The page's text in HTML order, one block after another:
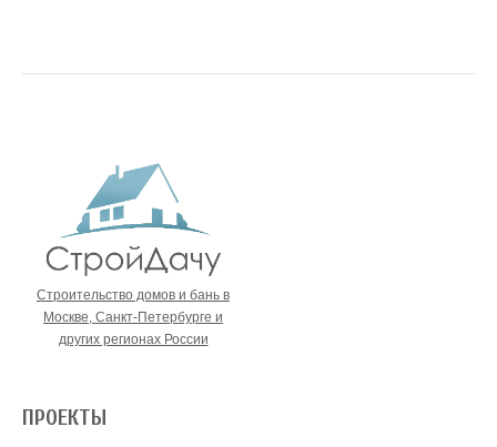
Строительство домов и бань в
Москве, Санкт-Петербурге и
других регионах России
ПРОЕКТЫ